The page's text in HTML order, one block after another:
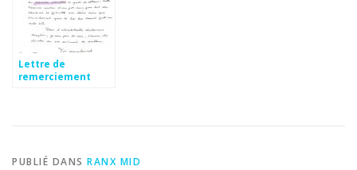
Lettre de
remerciement
PUBLIÉ DANS RANX MID